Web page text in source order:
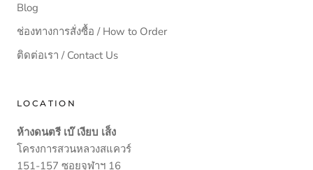
Blog
ช่องทางการสั่งซื้อ / How to Order
ติดต่อเรา / Contact Us
LOCATION
ห้างดนตรี เบ๊ เงียบ เส็ง
โครงการสวนหลวงสแควร์
151-157 ซอยจุฬาฯ 16